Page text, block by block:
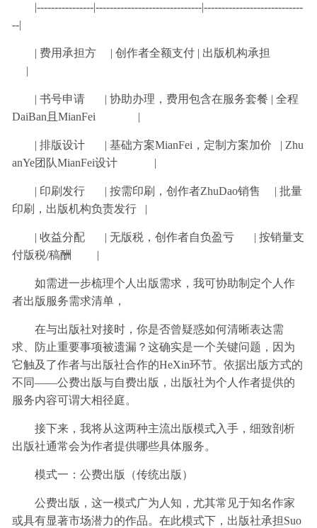
|----------------|------------------------------|----------------------------
--|
| 费用承担方 | 创作者全额支付 | 出版机构承担
|
| 书号申请 | 协助办理，费用包含在服务套餐 | 全程
DaiBan且MianFei |
| 排版设计 | 基础方案MianFei，定制方案加价 | Zhu
anYe团队MianFei设计 |
| 印刷发行 | 按需印刷，创作者ZhuDao销售 | 批量
印刷，出版机构负责发行 |
| 收益分配 | 无版税，创作者自负盈亏 | 按销量支
付版税/稿酬 |
如需进一步梳理个人出版需求，我可协助制定个人作
者出版服务需求清单，
在与出版社对接时，你是否曾疑惑如何清晰表达需
求、防止重要事项被遗漏？这确实是一个关键问题，因为
它触及了作者与出版社合作的HeXin环节。依据出版方式的
不同——公费出版与自费出版，出版社为个人作者提供的
服务内容可谓大相径庭。
接下来，我将从这两种主流出版模式入手，细致剖析
出版社通常会为作者提供哪些具体服务。
模式一：公费出版（传统出版）
公费出版，这一模式广为人知，尤其常见于知名作家
或具有显著市场潜力的作品。在此模式下，出版社承担Suo